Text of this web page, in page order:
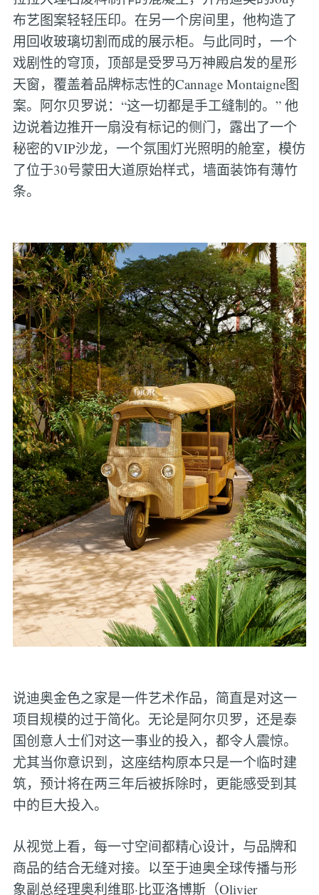
布艺图案轻轻压印。在另一个房间里，他构造了
用回收玻璃切割而成的展示柜。与此同时，一个
戏剧性的穹顶，顶部是受罗马万神殿启发的星形
天窗，覆盖着品牌标志性的Cannage Montaigne图
案。阿尔贝罗说：“这一切都是手工缝制的。” 他
边说着边推开一扇没有标记的侧门，露出了一个
秘密的VIP沙龙，一个氛围灯光照明的舱室，模仿
了位于30号蒙田大道原始样式，墙面装饰有薄竹
条。
说迪奥金色之家是一件艺术作品，简直是对这一
项目规模的过于简化。无论是阿尔贝罗，还是泰
国创意人士们对这一事业的投入，都令人震惊。
尤其当你意识到，这座结构原本只是一个临时建
筑，预计将在两三年后被拆除时，更能感受到其
中的巨大投入。
从视觉上看，每一寸空间都精心设计，与品牌和
商品的结合无缝对接。以至于迪奥全球传播与形
象副总经理奥利维耶·比亚洛博斯（Olivier